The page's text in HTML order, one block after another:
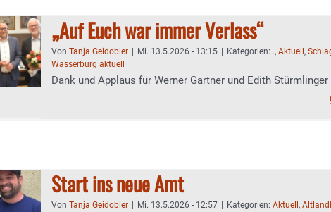
„Auf Euch war immer Verlass“
Von Tanja Geidobler Mi. 13.5.2026 - 13:15 Kategorien: ., Aktuell ,
Wasserburg aktuell
Dank und Applaus für Werner Gartner und Edith Stürmlinger
Start ins neue Amt
Von Tanja Geidobler Mi. 13.5.2026 - 12:57 Kategorien: Aktuell ,